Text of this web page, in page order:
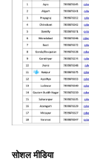
सोशल मीडिया